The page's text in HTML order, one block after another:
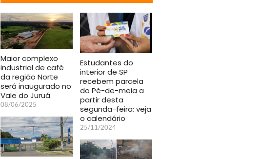
Maior complexo
industrial de café
da região Norte
será inaugurado no
Vale do Juruá
08/06/2025
Estudantes do
interior de SP
recebem parcela
do Pé-de-meia a
partir desta
segunda-feira; veja
o calendário
25/11/2024